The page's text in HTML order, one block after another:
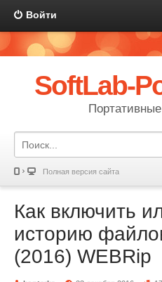
Войти
SoftLab-
Полная версия сайта
Как включить
историю
(2016) WEBRip